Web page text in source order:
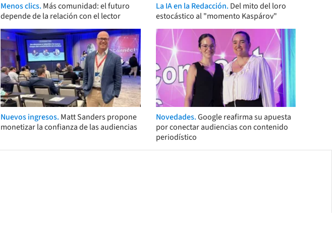
Menos clics. Más comunidad: el futuro
depende de la relación con el lector
La IA en la Redacción. Del mito del loro
estocástico al "momento Kaspárov"
Nuevos ingresos. Matt Sanders propone
monetizar la confianza de las audiencias
Novedades.Google reafirma su apuesta
por conectar audiencias con contenido
periodístico